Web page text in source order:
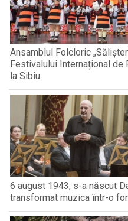
Ansamblul Folcloric
Festivalului Internațional de
la Sibiu
6 august 1943, s-a născut
transformat muzica într-o